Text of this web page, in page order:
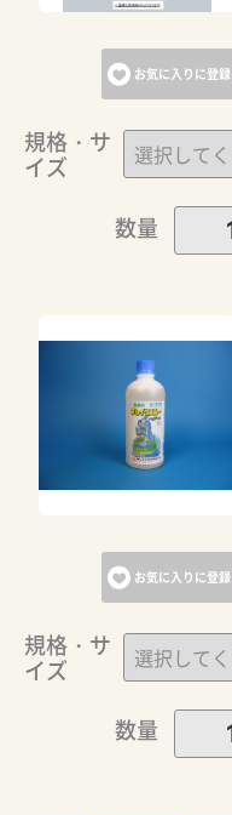
お気に入りに登録
規格・サ
イズ
数量
お気に入りに登録
規格・サ
イズ
数量